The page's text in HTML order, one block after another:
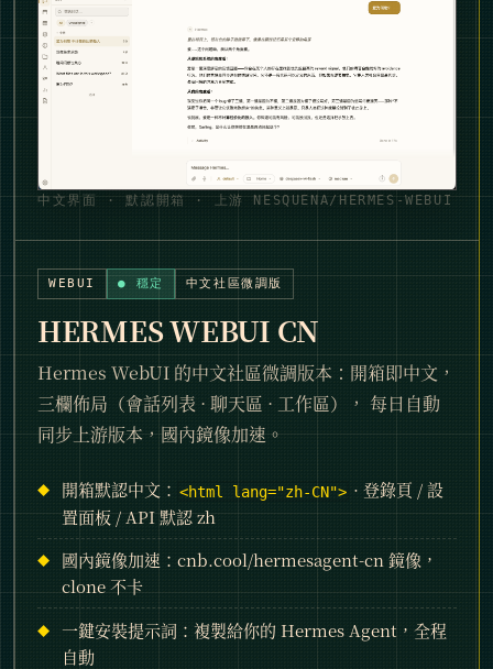
中文界面 · 默認開箱 · 上游 NESQUENA/HERMES-WEBUI
WEBUI ● 穩定 中文社區微調版
HERMES WEBUI CN
Hermes WebUI 的中文社區微調版本：開箱即中文，
三欄佈局（會話列表 · 聊天區 · 工作區）， 每日自動
同步上游版本，國內鏡像加速。
開箱默認中文： <html lang="zh-CN"> · 登錄頁 / 設
置面板 / API 默認 zh
國內鏡像加速：cnb.cool/hermesagent-cn 鏡像，
clone 不卡
一鍵安裝提示詞：複製給你的 Hermes Agent，全程
自動